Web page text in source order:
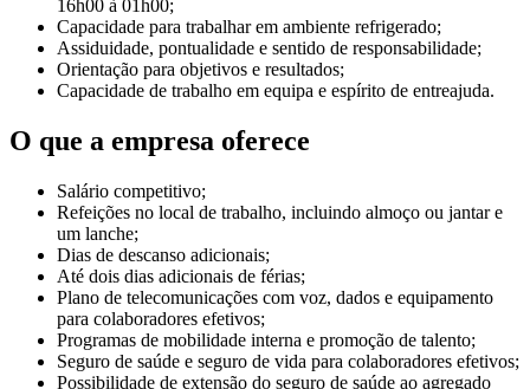
16h00 à 01h00;
Capacidade para trabalhar em ambiente refrigerado;
Assiduidade, pontualidade e sentido de responsabilidade;
Orientação para objetivos e resultados;
Capacidade de trabalho em equipa e espírito de entreajuda.
O que a empresa oferece
Salário competitivo;
Refeições no local de trabalho, incluindo almoço ou jantar e
um lanche;
Dias de descanso adicionais;
Até dois dias adicionais de férias;
Plano de telecomunicações com voz, dados e equipamento
para colaboradores efetivos;
Programas de mobilidade interna e promoção de talento;
Seguro de saúde e seguro de vida para colaboradores efetivos;
Possibilidade de extensão do seguro de saúde ao agregado